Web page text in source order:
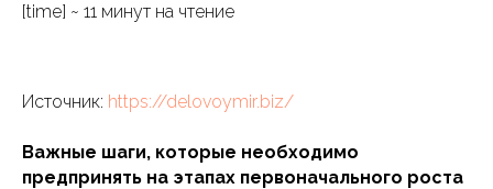
[time] ~ 11 минут на чтение
Источник: https://delovoymir.biz/
Важные шаги, которые необходимо
предпринять на этапах первоначального роста